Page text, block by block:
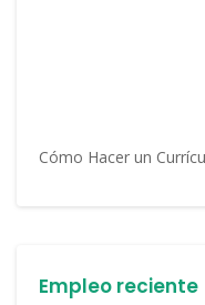
Cómo Hacer un
Empleo reciente